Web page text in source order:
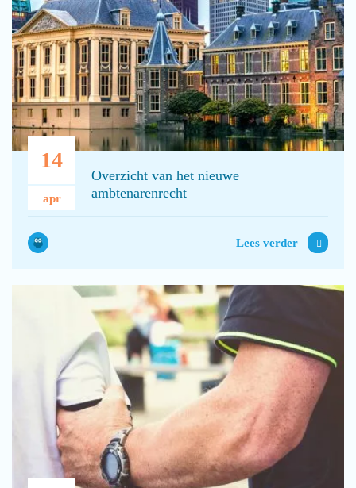
14
apr
Overzicht van het nieuwe
ambtenarenrecht
Lees verder